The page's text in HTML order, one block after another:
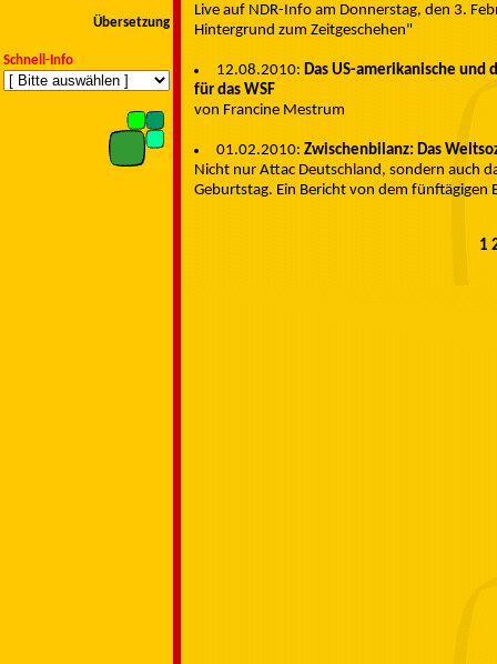
Übersetzung
Schnell-Info
Live auf NDR-Info am Donnerstag, den 3.
Hintergrund zum Zeitgeschehen"
12.08.2010: Das US-amerikanische und
für das WSF
von Francine Mestrum
01.02.2010: Zwischenbilanz: Das
Nicht nur Attac Deutschland, sondern auch
Geburtstag. Ein Bericht von dem fünftägigen
1